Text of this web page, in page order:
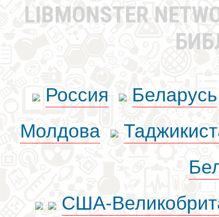
LIBMONSTER
Россия
Беларусь
Молдова
США-